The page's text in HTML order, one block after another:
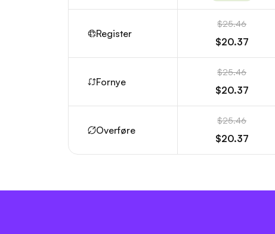
Register
$25.46
$20.37
Fornye
$25.46
$20.37
Overføre
$25.46
$20.37